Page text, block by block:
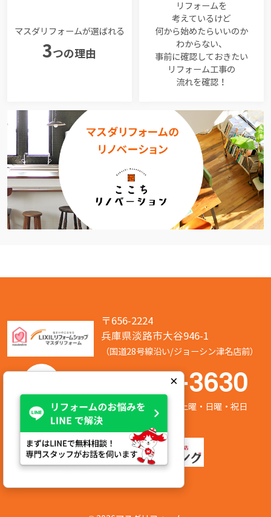
マスダリフォームが選ばれる
3つの理由
リフォームを
考えているけど
何から始めたらいいのか
わからない、
事前に確認しておきたい
リフォーム工事の
流れを確認！
〒656-2224
兵庫県淡路市大谷946-1
（国道28号線沿い/ジョーシン津名店前）
050-7586-3630
営業時間:8:00～17:00 定休日:第2/第4土曜・日曜・祝日
×